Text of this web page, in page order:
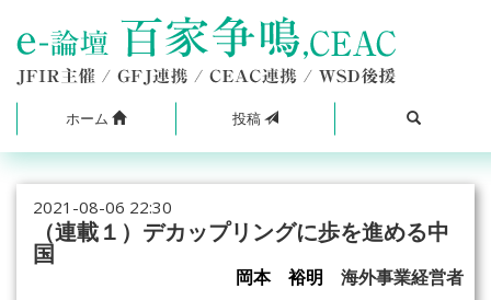
ホーム 投稿
2021-08-06 22:30
（連載１）デカップリングに歩を進める中
国
岡本 裕明 海外事業経営者